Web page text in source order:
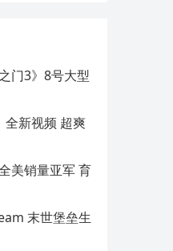
门3》8号大型
全新视频 超爽
美销量亚军 育
末世堡垒生